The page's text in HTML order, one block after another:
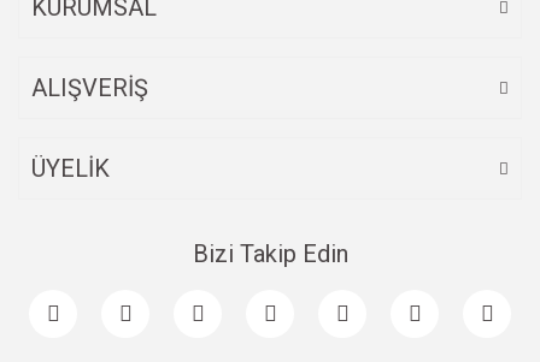
KURUMSAL
ALIŞVERİŞ
ÜYELİK
Bizi Takip Edin